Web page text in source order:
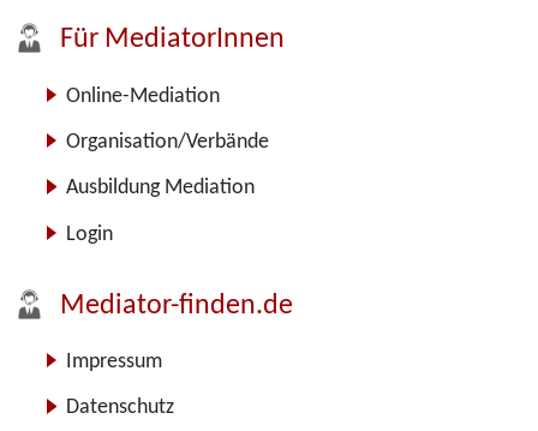
Für MediatorInnen
Online-Mediation
Organisation/Verbände
Ausbildung Mediation
Login
Mediator-finden.de
Impressum
Datenschutz